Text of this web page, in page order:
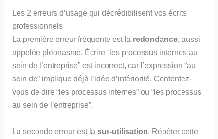
Les 2 erreurs d’usage qui décrédibilisent vos écrits
professionnels
La première erreur fréquente est la redondance, aussi
appelée pléonasme. Écrire “les processus internes au
sein de l’entreprise” est incorrect, car l’expression “au
sein de” implique déjà l’idée d’intériorité. Contentez-
vous de dire “les processus internes” ou “les processus
au sein de l’entreprise”.
La seconde erreur est lasur-utilisation. Répéter cette